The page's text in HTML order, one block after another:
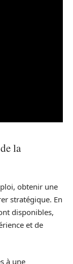
la
obtenir une
stratégique. En
disponibles,
et de
à une